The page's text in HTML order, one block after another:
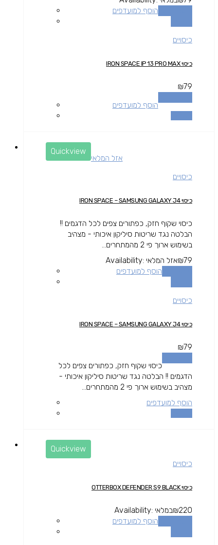
הוסף למועדפים
כיסויים
כיסוי IRON SPACE IP 13 PRO MAX
₪79
הוסף למועדפים
Quickview
אזל המלאי
כיסויים
כיסוי IRON SPACE – SAMSUNG GALAXY J4
כיסוי שקוף חזק, כפתורים צפים לכל הדגמים !!
הבלטה נגד שריטות סיליקון איכותי - מצהיב
בשימוש ארוך פי 2 מהמתחרים...
₪79
Availability: אזל המלאי
הוסף למועדפים
כיסויים
כיסוי IRON SPACE – SAMSUNG GALAXY J4
₪79
כיסוי שקוף חזק, כפתורים צפים לכל
הדגמים !! הבלטה נגד שריטות סיליקון איכותי -
מצהיב בשימוש ארוך פי 2 מהמתחרים...
הוסף למועדפים
Quickview
כיסויים
כיסוי OTTERBOX DEFENDER S9 BLACK
₪220
Availability: במלאי
הוסף למועדפים